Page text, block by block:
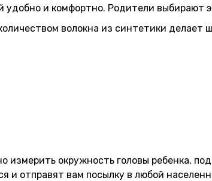
удобно и комфортно. Родители выбирают
волокна из синтетики делает
окружность головы ребенка,
отправят вам посылку в любой